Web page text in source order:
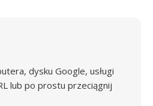
dysku Google, usługi
lub po prostu przeciągnij